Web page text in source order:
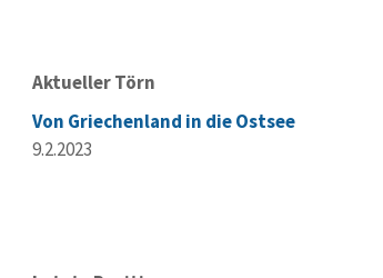
Aktueller Törn
Von Griechenland in die Ostsee
9.2.2023